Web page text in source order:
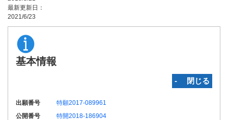
最新更新日：
2021/6/23
基本情報
‐ 閉じる
出願番号
特願2017-089961
公開番号
特開2018-186904